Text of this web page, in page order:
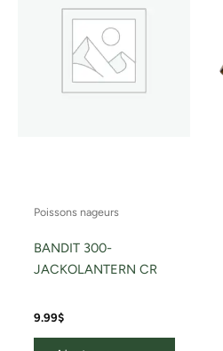
Poissons nageurs
BANDIT 300-
JACKOLANTERN CR
9.99$